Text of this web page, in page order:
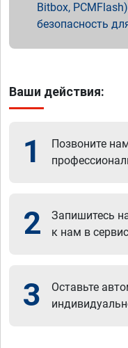
Bitbox,
безопасность
Ваши действия:
1 Позвоните
2
Запишитесь
к нам в
3
Оставьте